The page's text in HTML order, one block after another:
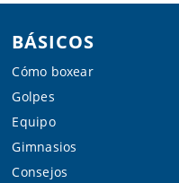
Footer
BÁSICOS
Cómo boxear
Golpes
Equipo
Gimnasios
Consejos